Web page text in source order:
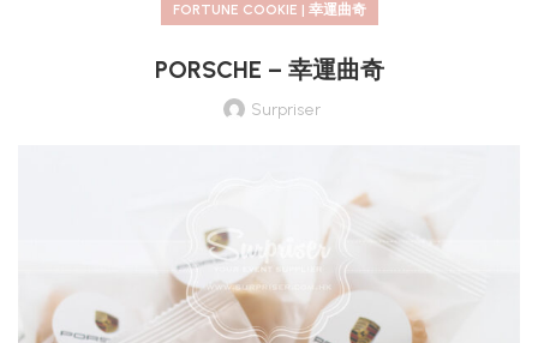
FORTUNE COOKIE | 幸運曲奇
PORSCHE – 幸運曲奇
Surpriser